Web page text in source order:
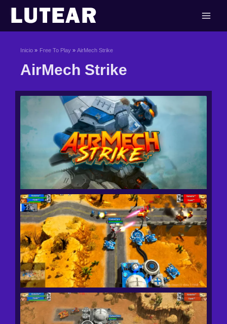
contenido
Inicio Free To Play AirMech Strike
AirMech Strike